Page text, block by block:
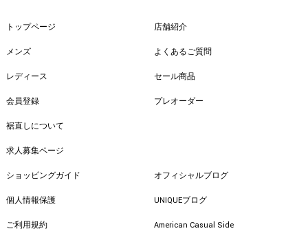
トップページ
メンズ
レディース
会員登録
裾直しについて
求人募集ページ
店舗紹介
よくあるご質問
セール商品
プレオーダー
ショッピングガイド
個人情報保護
ご利用規約
オフィシャルブログ
UNIQUEブログ
American Casual Side